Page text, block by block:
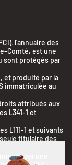
l’annuaire des
Comté, est une
sont protégés par
et produite par la
immatriculée au
attribués aux
L341-1 et
L111-1 et suivants
titulaire des
par une